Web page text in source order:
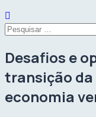
Pesquisar
Desafios e
transição
economia